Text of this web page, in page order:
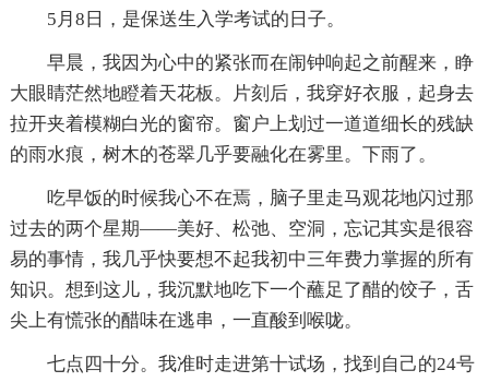
5月8日，是保送生入学考试的日子。
早晨，我因为心中的紧张而在闹钟响起之前醒来，睁
大眼睛茫然地瞪着天花板。片刻后，我穿好衣服，起身去
拉开夹着模糊白光的窗帘。窗户上划过一道道细长的残缺
的雨水痕，树木的苍翠几乎要融化在雾里。下雨了。
吃早饭的时候我心不在焉，脑子里走马观花地闪过那
过去的两个星期——美好、松弛、空洞，忘记其实是很容
易的事情，我几乎快要想不起我初中三年费力掌握的所有
知识。想到这儿，我沉默地吃下一个蘸足了醋的饺子，舌
尖上有慌张的醋味在逃串，一直酸到喉咙。
七点四十分。我准时走进第十试场，找到自己的24号